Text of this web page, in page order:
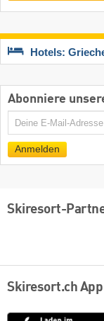
Hotels:
Abonniere
E-
Anmelden
Skiresort-
Skiresort.ch App